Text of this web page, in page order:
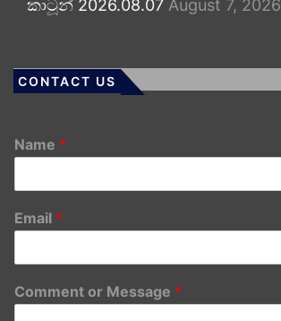
කාටූන් 2026.08.07 August 7, 2026
CONTACT US
Name *
Email *
Comment or Message *